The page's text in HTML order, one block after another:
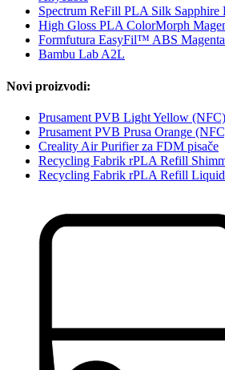
Spectrum ReFill PLA Silk Sapphire
High Gloss PLA ColorMorph
Formfutura EasyFil™ ABS Magenta
Bambu Lab A2L
Novi proizvodi:
Prusament PVB Light Yellow (NFC)
Prusament PVB Prusa Orange
Creality Air Purifier za FDM pisače
Recycling Fabrik rPLA Refill
Recycling Fabrik rPLA Refill